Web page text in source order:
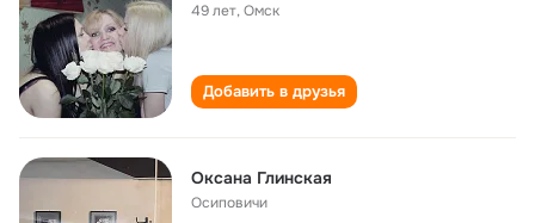
49 лет,Омск
Добавить в друзья
Оксана Глинская
Осиповичи